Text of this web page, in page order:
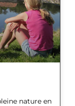
nature en